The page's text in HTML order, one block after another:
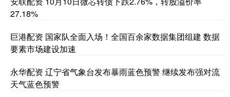
27.18%
巨港配资 国家队全面入场！全国百余家数据集团组建 数据
要素市场建设加速
永华配资 辽宁省气象台发布暴雨蓝色预警 继续发布强对流
天气蓝色预警